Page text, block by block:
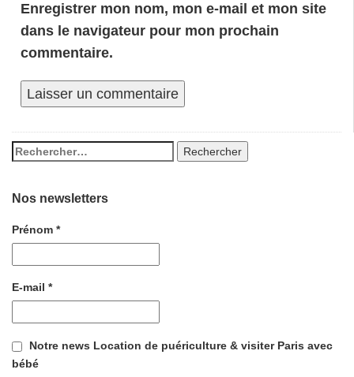
Enregistrer mon nom, mon e-mail et mon site
dans le navigateur pour mon prochain
commentaire.
Nos newsletters
Prénom *
E-mail *
Notre news Location de puériculture & visiter Paris avec
bébé